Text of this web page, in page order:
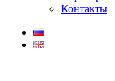
Контакты